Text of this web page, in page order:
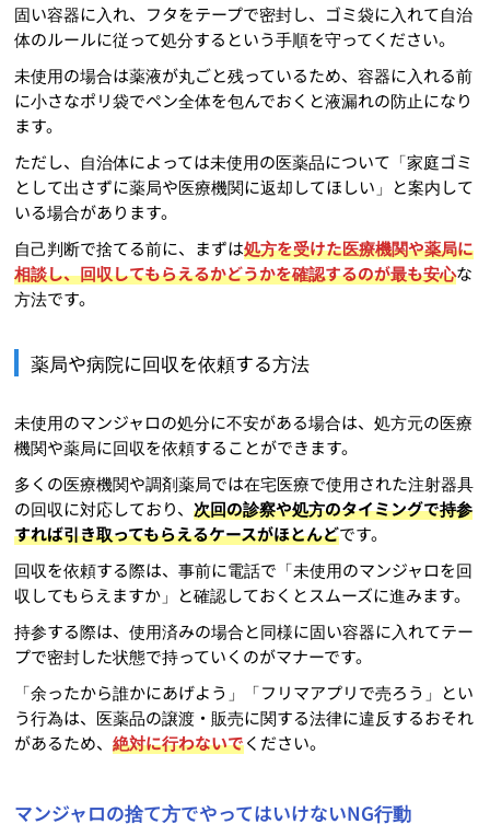
固い容器に入れ、フタをテープで密封し、ゴミ袋に入れて自治
体のルールに従って処分するという手順を守ってください。
未使用の場合は薬液が丸ごと残っているため、容器に入れる前
に小さなポリ袋でペン全体を包んでおくと液漏れの防止になり
ます。
ただし、自治体によっては未使用の医薬品について「家庭ゴミ
として出さずに薬局や医療機関に返却してほしい」と案内して
いる場合があります。
自己判断で捨てる前に、まずは処方を受けた医療機関や薬局に
相談し、回収してもらえるかどうかを確認するのが最も安心な
方法です。
薬局や病院に回収を依頼する方法
未使用のマンジャロの処分に不安がある場合は、処方元の医療
機関や薬局に回収を依頼することができます。
多くの医療機関や調剤薬局では在宅医療で使用された注射器具
の回収に対応しており、次回の診察や処方のタイミングで持参
すれば引き取ってもらえるケースがほとんどです。
回収を依頼する際は、事前に電話で「未使用のマンジャロを回
収してもらえますか」と確認しておくとスムーズに進みます。
持参する際は、使用済みの場合と同様に固い容器に入れてテー
プで密封した状態で持っていくのがマナーです。
「余ったから誰かにあげよう」「フリマアプリで売ろう」とい
う行為は、医薬品の譲渡・販売に関する法律に違反するおそれ
があるため、絶対に行わないでください。
マンジャロの捨て方でやってはいけないNG行動